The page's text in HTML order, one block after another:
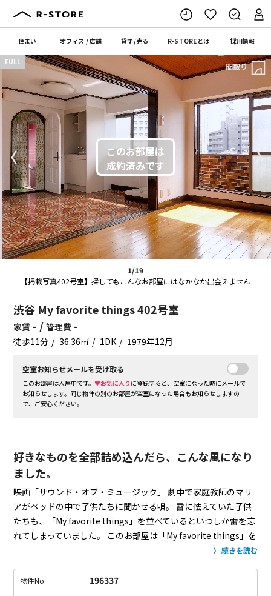
住まい オフィス /店舗 貸す/売る R-STOREとは 採用情報
1/19
【掲載写真402号室】探してもこんなお部屋にはなかなか出会えません
〈 〉
FULL 間取り
渋谷 My favorite things 402号室
家賃 - /管理費 -
徒歩11分 36.36㎡ 1DK 1979年12月
空室お知らせメールを受け取る
このお部屋は入居中です。♥お気に入り に登録すると、空室になった時にメールで
お知らせします。同じ物件の別のお部屋が空室になった場合もお知らせしますの
で、ご安心ください。
好きなものを全部詰め込んだら、こんな風になり
ました。
映画「サウンド・オブ・ミュージック」
劇中で家庭教師のマリ
アがベッドの中で子供たちに聞かせる唄。
雷に怯えていた子供
たちも、「My favorite things」を並べているといつしか雷を忘
れてしまっていました。
このお部屋は「My favorite things」を
アーチの扉
た。もちろん可愛いだけじゃなくて、キッチンと居室が仕切る
続きを読む
物件No. 196337